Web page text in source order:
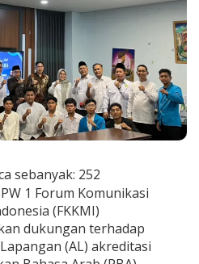
sebanyak: 252
1 Forum Komunikasi
(FKKMI)
dukungan terhadap
(AL) akreditasi